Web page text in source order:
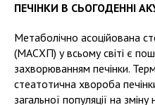
ПЕЧІНКИ В СЬОГОДЕННІ
Метаболічно асоційована
(МАСХП) у всьому світі є
захворюванням печінки.
стеатотична хвороба
загальної популяції на